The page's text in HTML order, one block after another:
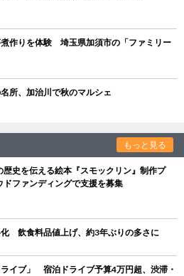
作りを体験 埼玉県加須市の「ファミリー
所、加治川で秋のマルシェ
もっと見る
歴史を伝える絵本『スモックリン』制作プ
ファンディングで支援を募集
化 飲食料品値上げ、約3年ぶりの多さに
イブ」 宿泊ドライブ予算4万円超、渋滞・